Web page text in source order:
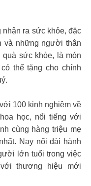
ra sức khỏe, đặc
và những người thân
sức khỏe, là món
thể tặng cho chính
100 kinh nghiệm về
học, nổi tiếng với
cùng hàng triệu mẹ
Nay nối dài hành
lớn tuổi trong việc
thương hiệu mới